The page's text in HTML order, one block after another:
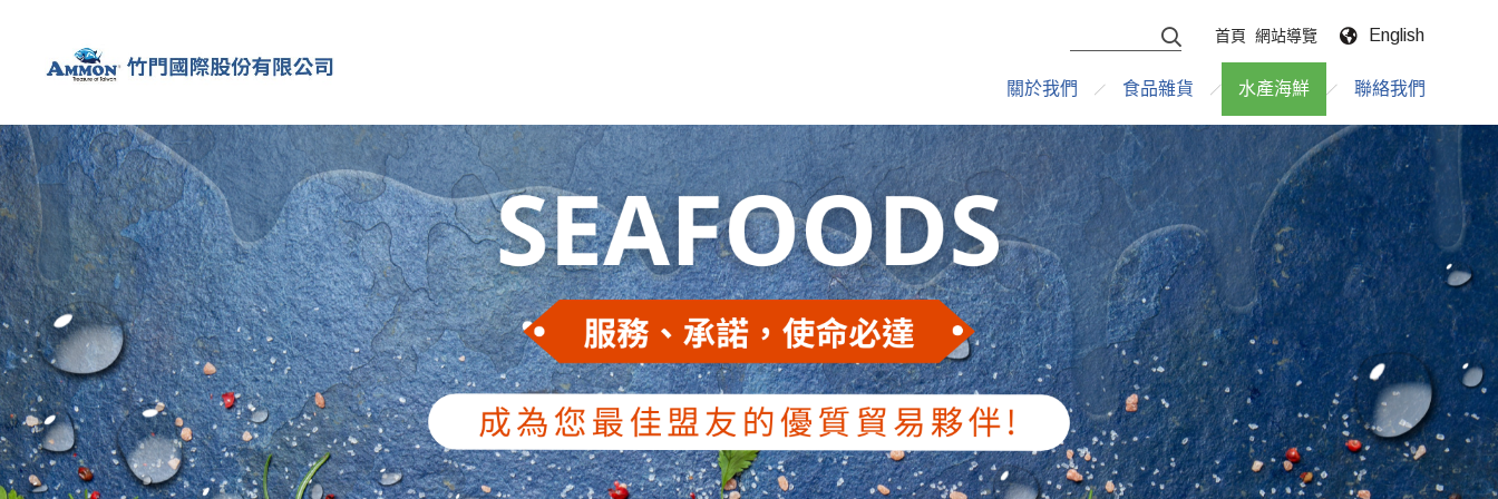
首頁 網站導覽 English
關於我們 食品雜貨 水產海鮮 聯絡我們